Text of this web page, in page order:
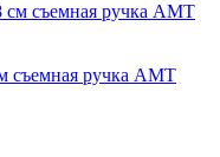
съемная ручка AMT